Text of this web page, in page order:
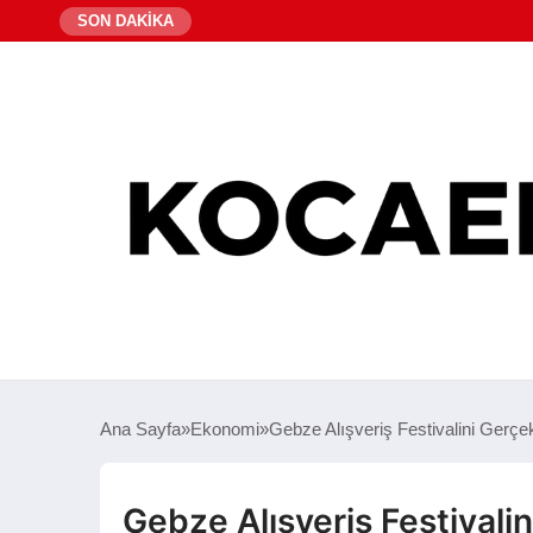
SON DAKİKA
Ana Sayfa Ekonomi Gebze Alışveriş Festivalini
Gebze Alışveriş